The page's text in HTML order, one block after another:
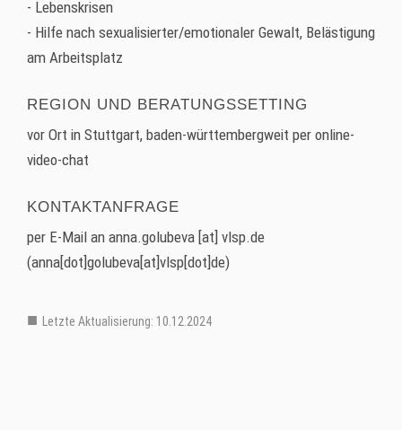
- Lebenskrisen
- Hilfe nach sexualisierter/emotionaler Gewalt, Belästigung
am Arbeitsplatz
REGION UND BERATUNGSSETTING
vor Ort in Stuttgart, baden-württembergweit per online-
video-chat
KONTAKTANFRAGE
per E-Mail an anna.golubeva [at] vlsp.de
(anna[dot]golubeva[at]vlsp[dot]de)
Letzte Aktualisierung: 10.12.2024